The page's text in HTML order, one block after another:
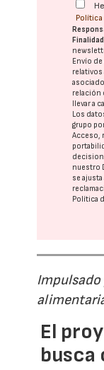
Envío
relativos
relación
llevar a
Los
grupo
Acceso,
nuestro
se
Política
El